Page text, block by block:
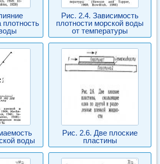
Рис. 2.4. Зависимость
плотности морской воды
от температуры
воды
Рис. 2.6. Две плоские
пластины